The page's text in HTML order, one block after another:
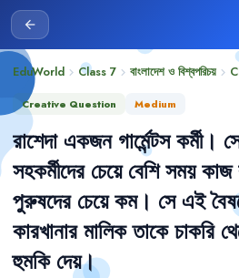
arrow_back
EduWorld chevron_right Class 7 chevron_right বাংলাদেশ ও বিশ্বপরিচয় chevron_right
Creative Question Medium
রাশেদা একজন গার্মেন্টস কর্মী।
সহকর্মীদের চেয়ে বেশি সময় কাজ
পুরুষদের চেয়ে কম। সে এই
কারখানার মালিক তাকে চাকরি
হুমকি দেয়।